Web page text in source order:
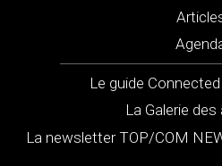
Le guide
La Galerie
La newsletter TOP/COM